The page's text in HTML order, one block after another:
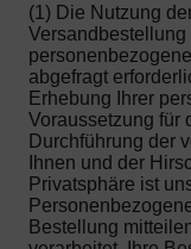
(1) Die Nutzung
abgefragt
Erhebung Ihrer
Voraussetzung für
Durchführung der
Ihnen und der
Privatsphäre ist
Bestellung